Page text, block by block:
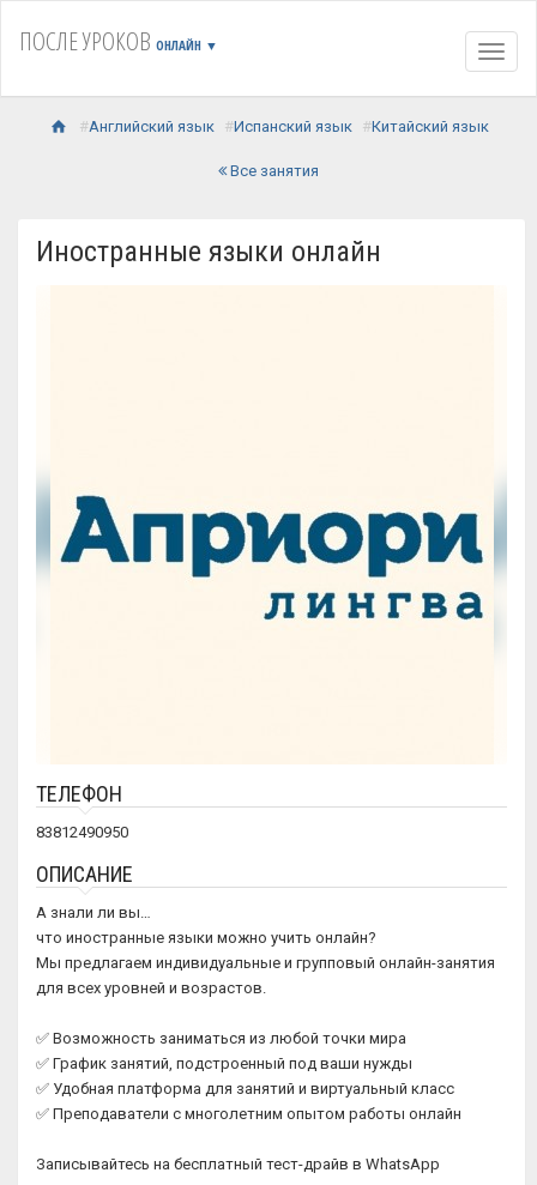
ПОСЛЕ УРОКОВ ОНЛАЙН ▼
Английский язык Испанский язык Китайский язык
Все занятия
Иностранные языки онлайн
ТЕЛЕФОН
83812490950
ОПИСАНИЕ
А знали ли вы…
что иностранные языки можно учить онлайн?
Мы предлагаем индивидуальные и групповый онлайн-занятия
для всех уровней и возрастов.
✅ Возможность заниматься из любой точки мира
✅ График занятий, подстроенный под ваши нужды
✅ Удобная платформа для занятий и виртуальный класс
✅ Преподаватели с многолетним опытом работы онлайн
Записывайтесь на бесплатный тест-драйв в WhatsApp